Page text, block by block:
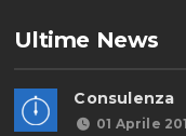
Ultime News
Consulenza
01 Aprile